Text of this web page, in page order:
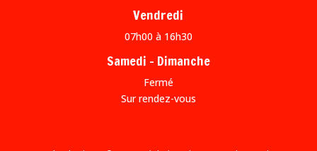
Vendredi
07h00 à 16h30
Samedi – Dimanche
Fermé
Sur rendez-vous